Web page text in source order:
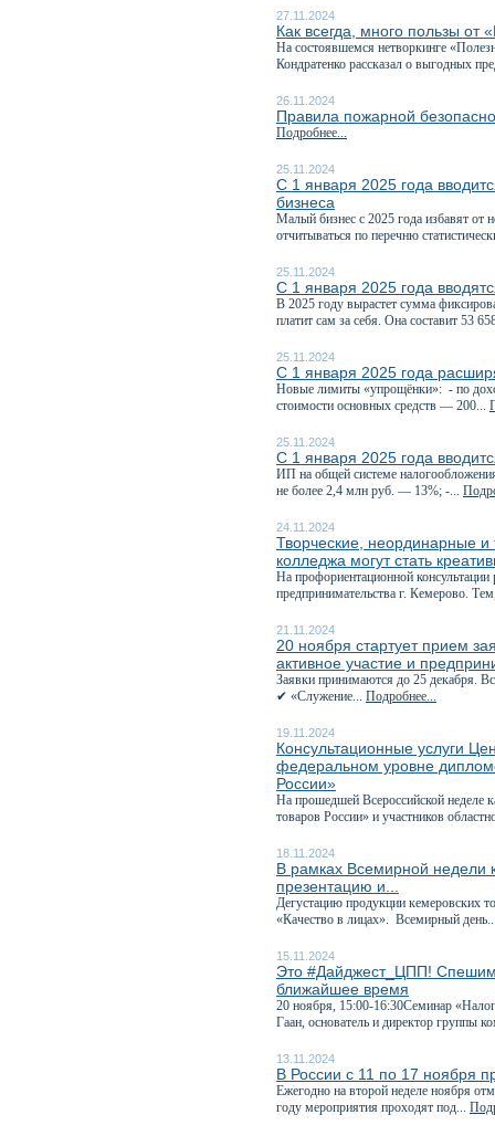
27.11.2024
Как всегда, много пользы от
На состоявшемся нетворкинге
Кондратенко рассказал о выгодных
26.11.2024
Правила пожарной
Подробнее...
25.11.2024
С 1 января 2025 года
бизнеса
Малый бизнес с 2025 года избавят от
отчитываться по перечню
25.11.2024
С 1 января 2025 года
В 2025 году вырастет сумма
платит сам за себя. Она составит 53
25.11.2024
С 1 января 2025 года
Новые лимиты «упрощёнки»: - по
стоимости основных средств — 200...
25.11.2024
С 1 января 2025 года
ИП на общей системе
не более 2,4 млн руб. — 13%; -...
24.11.2024
Творческие, неординарные и
колледжа могут стать
На профориентационной
предпринимательства г. Кемерово.
21.11.2024
20 ноября стартует прием
активное участие и
Заявки принимаются до 25 декабря.
✔ «Служение... Подробнее...
19.11.2024
Консультационные услуги
федеральном уровне
России»
На прошедшей Всероссийской неделе
товаров России» и участников
18.11.2024
В рамках Всемирной недели
презентацию и...
Дегустацию продукции кемеровских
«Качество в лицах». Всемирный
15.11.2024
Это #Дайджест_ЦПП! Спешим
ближайшее время
20 ноября, 15:00-16:30Семинар
Гаан, основатель и директор группы
13.11.2024
В России с 11 по 17 ноября
Ежегодно на второй неделе ноября
году мероприятия проходят под...